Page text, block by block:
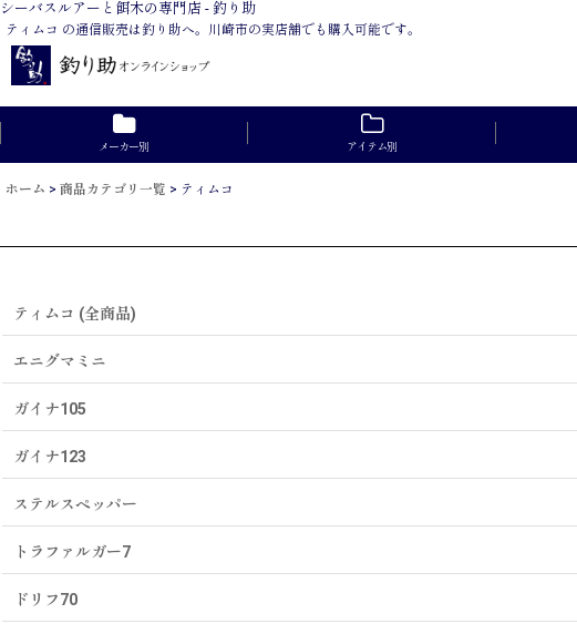
シーバスルアーと餌木の専門店 - 釣り助
ティムコ の通信販売は釣り助へ。川崎市の実店舗でも購入可能です。
メーカー別 アイテム別
ホーム > 商品カテゴリ一覧 > ティムコ
ティムコ (全商品)
エニグマミニ
ガイナ105
ガイナ123
ステルスペッパー
トラファルガー7
ドリフ70